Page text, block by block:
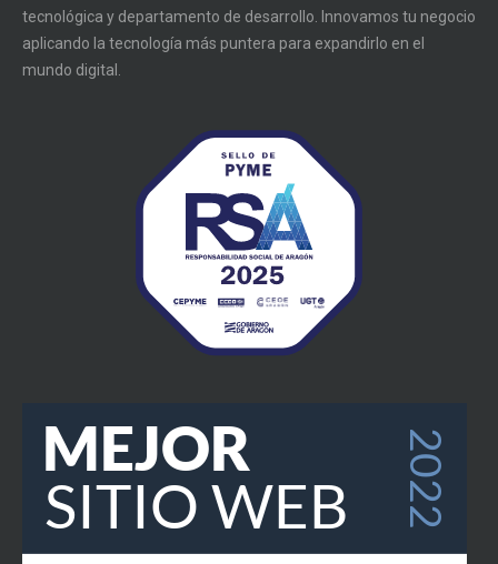
tecnológica y departamento de desarrollo. Innovamos tu negocio
aplicando la tecnología más puntera para expandirlo en el
mundo digital.